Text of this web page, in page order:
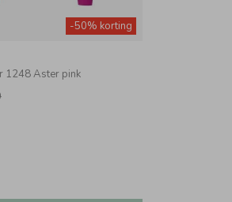
-50% korting
1248 Aster pink